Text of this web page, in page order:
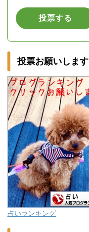
投票お願いします
占いランキング